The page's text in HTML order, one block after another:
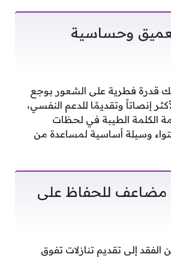
وحساسية
قدرة فطرية على الشعور بوجع
إنصاتاً وتقديمًا للدعم النفسي،
الكلمة الطيبة في لحظات
وسيلة أساسية لمساعدة من
مضاعف للحفاظ على
إلى تقديم تنازلات تفوق